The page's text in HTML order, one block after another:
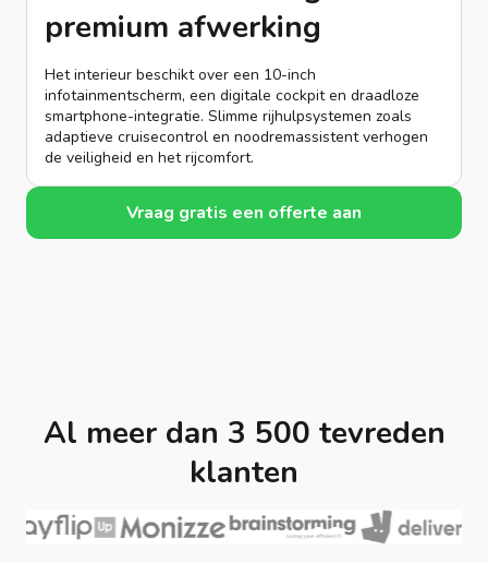
premium afwerking
Het interieur beschikt over een 10-inch
infotainmentscherm, een digitale cockpit en draadloze
smartphone-integratie. Slimme rijhulpsystemen zoals
adaptieve cruisecontrol en noodremassistent verhogen
de veiligheid en het rijcomfort.
Vraag gratis een offerte aan
Al meer dan 3 500 tevreden
klanten